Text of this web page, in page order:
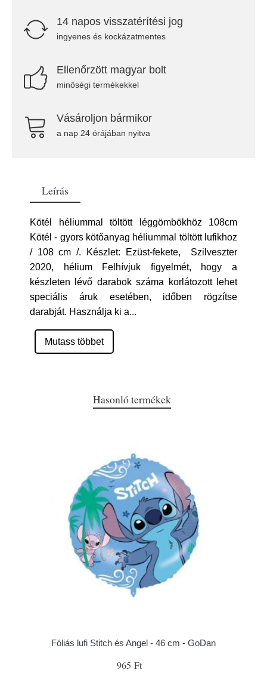
14 napos visszatérítési jog
ingyenes és kockázatmentes
Ellenőrzött magyar bolt
minőségi termékekkel
Vásároljon bármikor
a nap 24 órájában nyitva
Leírás
Kötél héliummal töltött léggömbökhöz 108cm
Kötél - gyors kötőanyag héliummal töltött lufikhoz
/ 108 cm /. Készlet: Ezüst-fekete, Szilveszter
2020, hélium Felhívjuk figyelmét, hogy a
készleten lévő darabok száma korlátozott lehet
speciális áruk esetében, időben rögzítse
darabját. Használja ki a...
Mutass többet
Hasonló termékek
Fóliás lufi Stitch és Angel - 46 cm - GoDan
965 Ft